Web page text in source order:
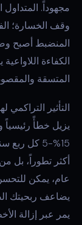
مجهوداً.
وقف الخسارة؛
المنضبط أصبح
المتسقة
التأثير
يزيل خطأً
15%-5 كل
أكثر تطوراً، بل
عام، يمكن
يضاعف ربحيتك
يمر عبر إزالة